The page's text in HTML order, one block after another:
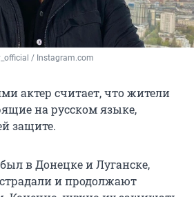
/ Instagram.com
актер считает, что жители
на русском языке,
защите.
в Донецке и Луганске,
и продолжают